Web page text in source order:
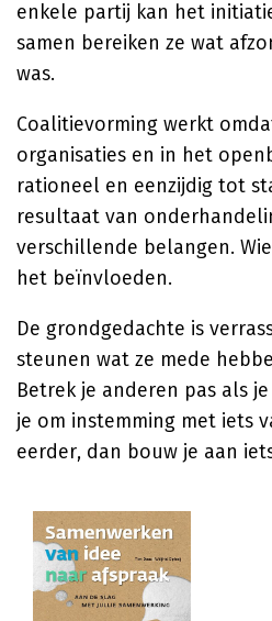
enkele partij kan het
samen bereiken ze wat
was.
Coalitievorming werkt
organisaties en in het
rationeel en eenzijdig tot
resultaat van
verschillende belangen.
het beïnvloeden.
De grondgedachte is
steunen wat ze mede
Betrek je anderen pas als
je om instemming met iets
eerder, dan bouw je aan